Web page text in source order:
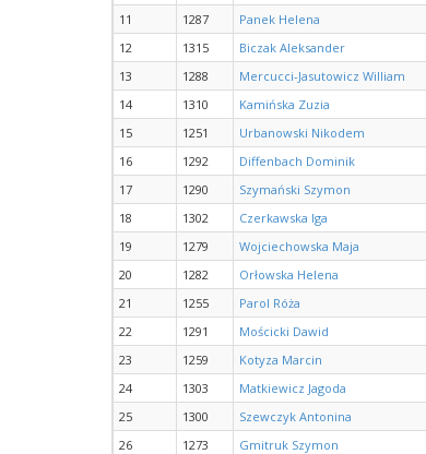
11
1287 Panek Helena
12
1315 Biczak Aleksander
13
1288 Mercucci-Jasutowicz William
14
1310 Kamińska Zuzia
15
1251 Urbanowski Nikodem
16
1292 Diffenbach Dominik
17
1290 Szymański Szymon
18
1302 Czerkawska Iga
19
1279 Wojciechowska Maja
20
1282 Orłowska Helena
21
1255 Parol Róża
22
1291 Mościcki Dawid
23
1259 Kotyza Marcin
24
1303 Matkiewicz Jagoda
25
1300 Szewczyk Antonina
26
1273 Gmitruk Szymon